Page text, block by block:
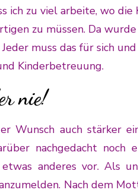
ich zu viel arbeite, wo
zu müssen. Da
muss das für sich
Kinderbetreuung.
nie!
Wunsch auch stärker
nachgedacht noch
anderes vor. Als
Nach dem